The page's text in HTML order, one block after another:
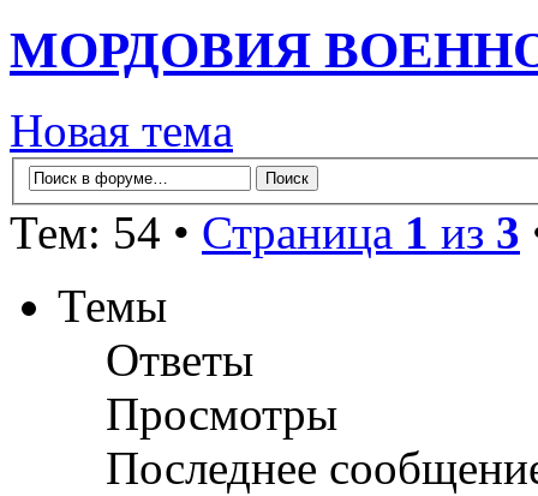
МОРДОВИЯ
Новая тема
Тем: 54 • Страница 1 из 3
Темы
Ответы
Просмотры
Последнее